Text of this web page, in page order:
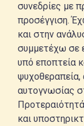
συνεδρίες με
προσέγγιση.
και στην
συμμετέχω σε
υπό εποπτεία
ψυχοθεραπεία,
αυτογνωσίας
και